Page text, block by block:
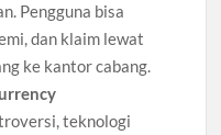
Pengguna bisa
dan klaim lewat
ke kantor cabang.
teknologi